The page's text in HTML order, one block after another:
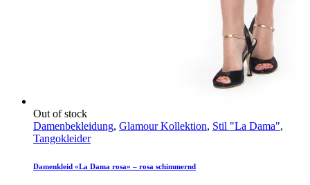
Out of stock
Damenbekleidung, Glamour Kollektion, Stil "La Dama",
Tangokleider
Damenkleid «La Dama rosa» – rosa schimmernd